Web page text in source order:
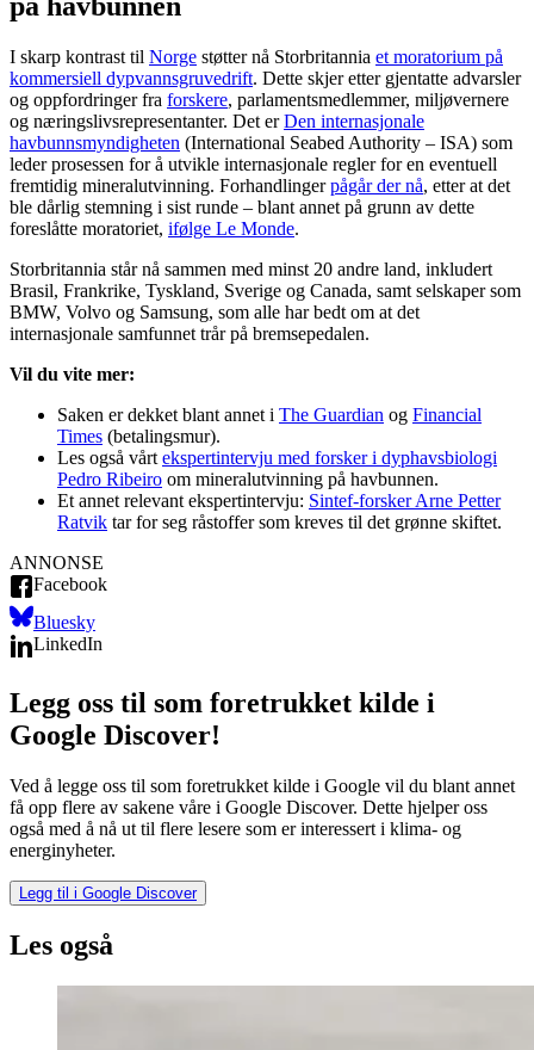
på havbunnen
I skarp kontrast til Norge støtter nå Storbritannia et moratorium på
kommersiell dypvannsgruvedrift. Dette skjer etter gjentatte advarsler
og oppfordringer fra forskere, parlamentsmedlemmer, miljøvernere
og næringslivsrepresentanter. Det erDen internasjonale
havbunnsmyndigheten (International Seabed Authority – ISA) som
leder prosessen for å utvikle internasjonale regler for en eventuell
fremtidig mineralutvinning. Forhandlingerpågår der nå, etter at det
ble dårlig stemning i sist runde – blant annet på grunn av dette
foreslåtte moratoriet, ifølge Le Monde.
Storbritannia står nå sammen med minst 20 andre land, inkludert
Brasil, Frankrike, Tyskland, Sverige og Canada, samt selskaper som
BMW, Volvo og Samsung, som alle har bedt om at det
internasjonale samfunnet trår på bremsepedalen.
Vil du vite mer:
Saken er dekket blant annet i The Guardian og Financial
Times (betalingsmur).
Les også vårt ekspertintervju med forsker i dyphavsbiologi
Pedro Ribeiro om mineralutvinning på havbunnen.
Et annet relevant ekspertintervju: Sintef-forsker Arne Petter
Ratvik tar for seg råstoffer som kreves til det grønne skiftet.
ANNONSE
Facebook
Bluesky
LinkedIn
Legg oss til som foretrukket kilde i
Google Discover!
Ved å legge oss til som foretrukket kilde i Google vil du blant annet
få opp flere av sakene våre i Google Discover. Dette hjelper oss
også med å nå ut til flere lesere som er interessert i klima- og
energinyheter.
Legg til i Google Discover
Les også